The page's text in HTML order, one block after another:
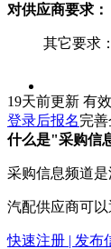
对供应商要求：
其它要求：
19天前更新 有
登录后报名完
什么是"采购信
采购信息频道是
汽配供应商可
快速注册 | 发布